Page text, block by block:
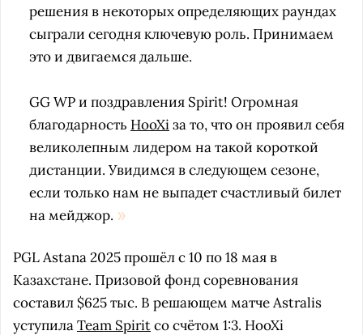
решения в некоторых определяющих раундах
сыграли сегодня ключевую роль. Принимаем
это и двигаемся дальше.
GG WP и поздравления Spirit! Огромная
благодарность HooXiза то, что он проявил себя
великолепным лидером на такой короткой
дистанции. Увидимся в следующем сезоне,
если только нам не выпадет счастливый билет
на мейджор.
PGL Astana 2025 прошёл с 10 по 18 мая в
Казахстане. Призовой фонд соревнования
составил $625 тыс. В решающем матче Astralis
уступилаTeam Spiritсо счётом 1:3. HooXi